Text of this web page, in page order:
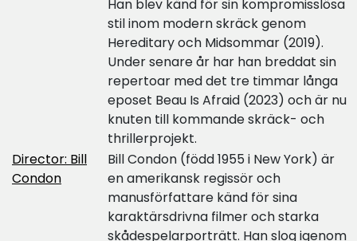
Han blev känd för sin kompromisslösa
stil inom modern skräck genom
Hereditary och Midsommar (2019).
Under senare år har han breddat sin
repertoar med det tre timmar långa
eposet Beau Is Afraid (2023) och är nu
knuten till kommande skräck- och
thrillerprojekt.
Director: Bill
Condon
Bill Condon (född 1955 i New York) är
en amerikansk regissör och
manusförfattare känd för sina
karaktärsdrivna filmer och starka
skådespelarporträtt. Han slog igenom